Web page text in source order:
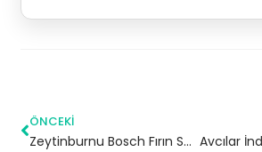
ÖNCEKI
Zeytinburnu Bosch Fırın Servisi